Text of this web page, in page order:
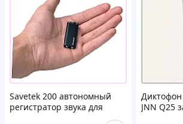
Savetek 200 автономный
регистратор звука для
Диктофон
JNN Q25